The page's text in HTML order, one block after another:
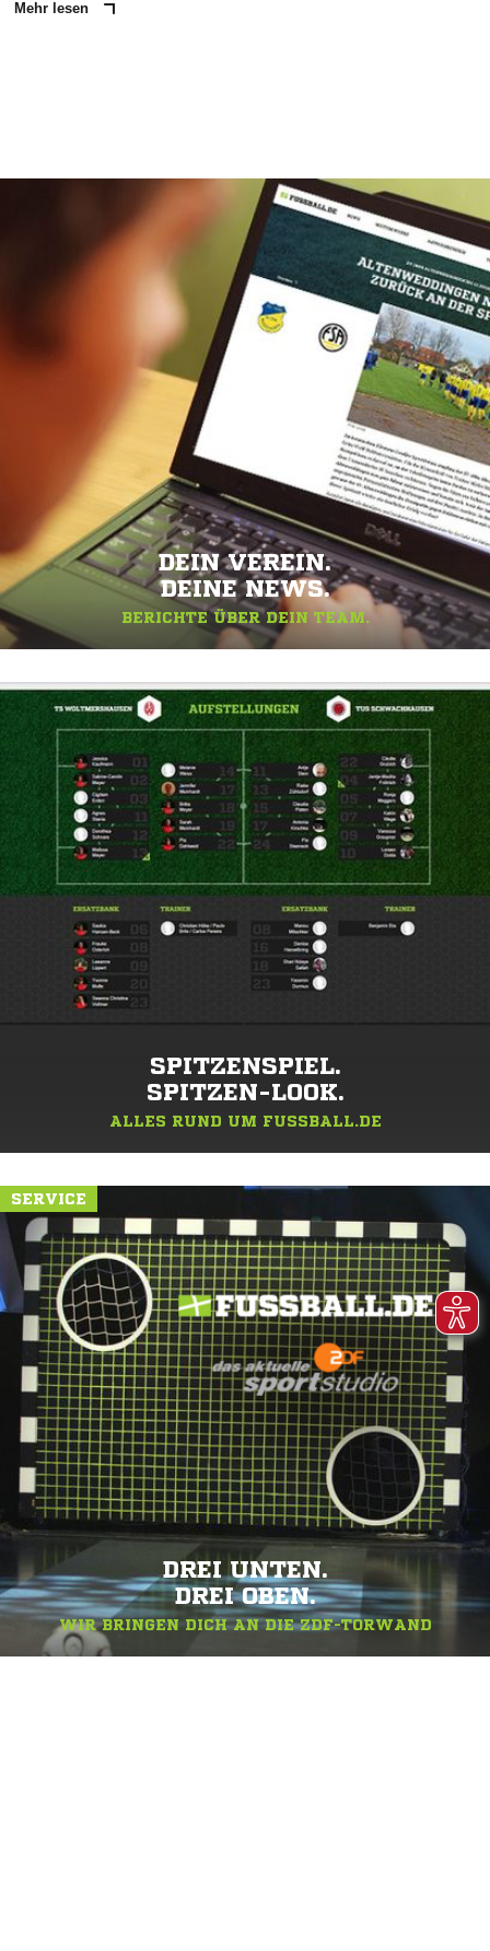
Mehr lesen
DEIN VEREIN.
DEINE NEWS.
BERICHTE ÜBER DEIN TEAM.
SPITZENSPIEL.
SPITZEN-LOOK.
ALLES RUND UM FUSSBALL.DE
SERVICE
DREI UNTEN.
DREI OBEN.
WIR BRINGEN DICH AN DIE ZDF-TORWAND